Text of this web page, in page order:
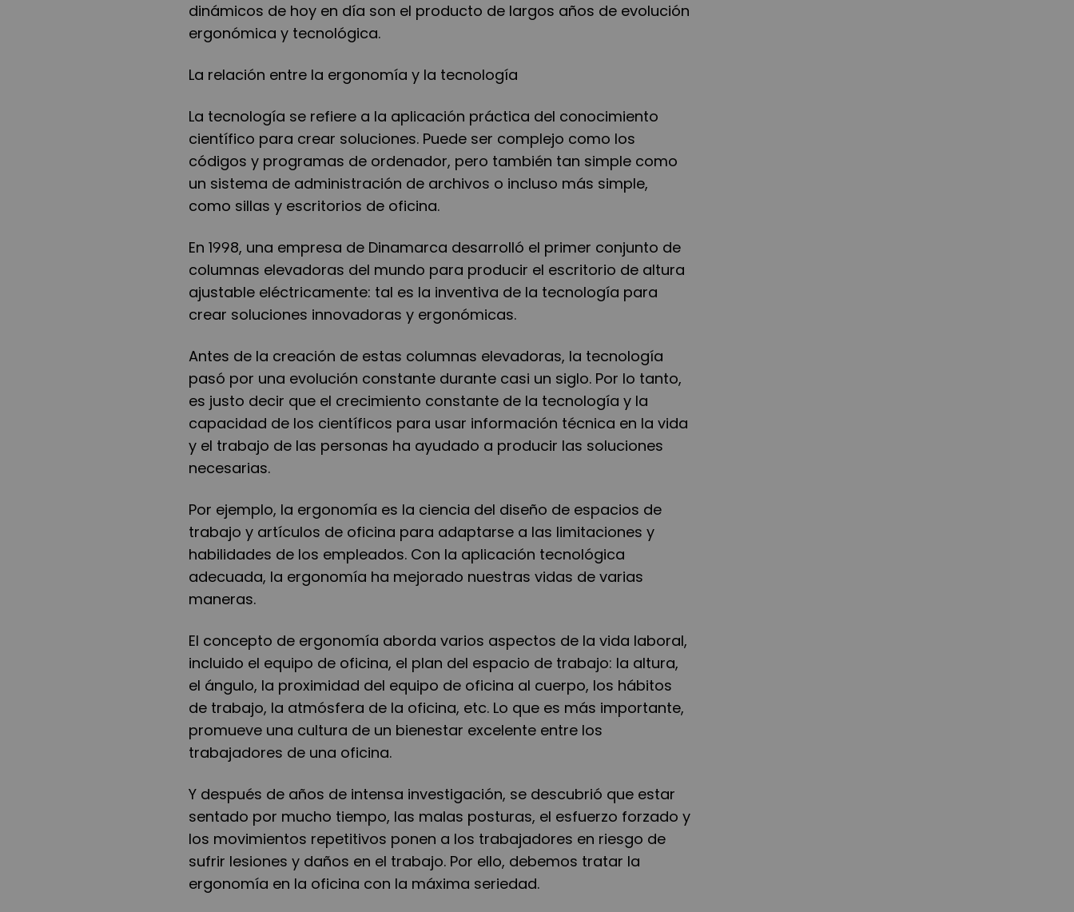
dinámicos de hoy en día son el producto de largos años de evolución
ergonómica y tecnológica.
La relación entre la ergonomía y la tecnología
La tecnología se refiere a la aplicación práctica del conocimiento
científico para crear soluciones. Puede ser complejo como los
códigos y programas de ordenador, pero también tan simple como
un sistema de administración de archivos o incluso más simple,
como sillas y escritorios de oficina.
En 1998, una empresa de Dinamarca desarrolló el primer conjunto de
columnas elevadoras del mundo para producir el escritorio de altura
ajustable eléctricamente: tal es la inventiva de la tecnología para
crear soluciones innovadoras y ergonómicas.
Antes de la creación de estas columnas elevadoras, la tecnología
pasó por una evolución constante durante casi un siglo. Por lo tanto,
es justo decir que el crecimiento constante de la tecnología y la
capacidad de los científicos para usar información técnica en la vida
y el trabajo de las personas ha ayudado a producir las soluciones
necesarias.
Por ejemplo, la ergonomía es la ciencia del diseño de espacios de
trabajo y artículos de oficina para adaptarse a las limitaciones y
habilidades de los empleados. Con la aplicación tecnológica
adecuada, la ergonomía ha mejorado nuestras vidas de varias
maneras.
El concepto de ergonomía aborda varios aspectos de la vida laboral,
incluido el equipo de oficina, el plan del espacio de trabajo: la altura,
el ángulo, la proximidad del equipo de oficina al cuerpo, los hábitos
de trabajo, la atmósfera de la oficina, etc. Lo que es más importante,
promueve una cultura de un bienestar excelente entre los
trabajadores de una oficina.
Y después de años de intensa investigación, se descubrió que estar
sentado por mucho tiempo, las malas posturas, el esfuerzo forzado y
los movimientos repetitivos ponen a los trabajadores en riesgo de
sufrir lesiones y daños en el trabajo. Por ello, debemos tratar la
ergonomía en la oficina con la máxima seriedad.